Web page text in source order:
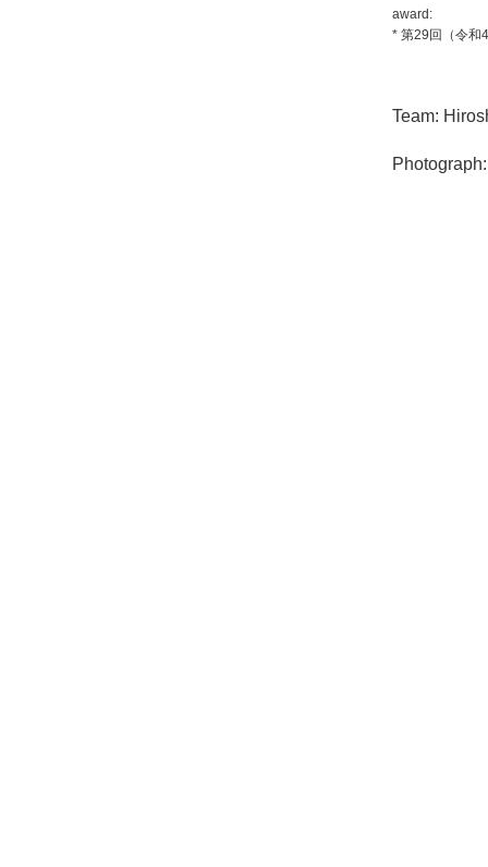
award:
* 第29回（令和
Team: